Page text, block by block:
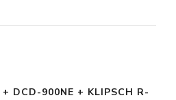
DCD-900NE + KLIPSCH R-